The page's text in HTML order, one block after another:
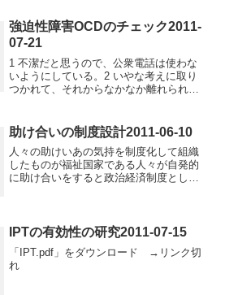
fatty acids...
強迫性障害OCDのチェック2011-
07-21
1 不潔だと思うので、公衆電話は使わな
いようにしている。2 いやな考えに取り
つかれて、それからなかなか離れられな
とだめだと思い、よく遅れる。5 動物に
触れるのがあま...
助け合いの制度設計2011-06-10
人々の助けいあの気持を制度化して組織
したものが福祉国家である人々が自発的
に助け合いをすると政治経済制度として
度設計をする必要がある
IPTの有効性の研究2011-07-15
「IPT.pdf」をダウンロード →リンク切
れ